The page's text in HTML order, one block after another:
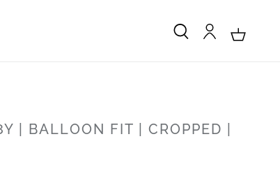
| BALLOON FIT | CROPPED |